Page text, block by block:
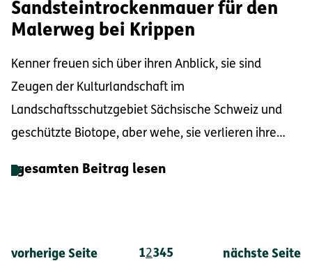
Sandsteintrockenmauer für den
Malerweg bei Krippen
Kenner freuen sich über ihren Anblick, sie sind
Zeugen der Kulturlandschaft im
Landschaftsschutzgebiet Sächsische Schweiz und
geschützte Biotope, aber wehe, sie verlieren ihre
gesamten Beitrag lesen
vorherige Seite 12345 nächste Seite